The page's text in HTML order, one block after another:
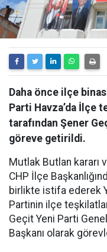
Daha önce ilçe
Parti Havza’da İlçe
tarafından Şener
göreve getirildi.
Mutlak Butlan kararı
CHP İlçe
birlikte istifa ederek
Partinin ilçe
Geçit Yeni Parti
Başkanı olarak